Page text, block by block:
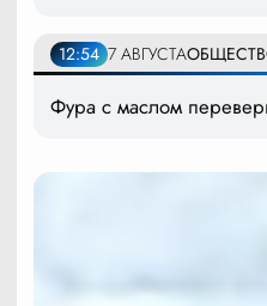
12:54 7 АВГУСТА
Фура с маслом